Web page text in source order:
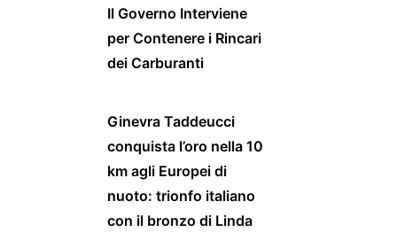
Il Governo Interviene
per Contenere i Rincari
dei Carburanti
Ginevra Taddeucci
conquista l’oro nella 10
km agli Europei di
nuoto: trionfo italiano
con il bronzo di Linda